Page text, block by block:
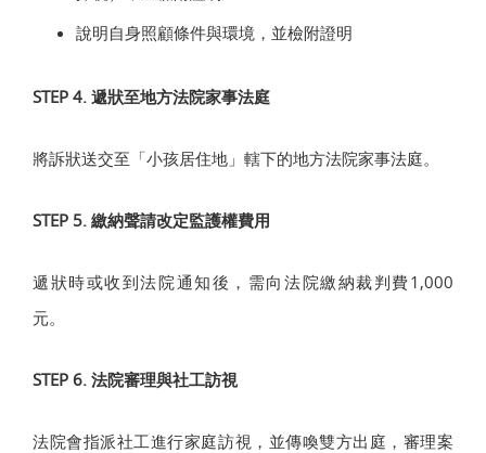
說明自身照顧條件與環境，並檢附證明
STEP 4. 遞狀至地方法院家事法庭
將訴狀送交至「小孩居住地」轄下的地方法院家事法庭。
STEP 5. 繳納聲請改定監護權費用
遞狀時或收到法院通知後，需向法院繳納裁判費1,000
元。
STEP 6. 法院審理與社工訪視
法院會指派社工進行家庭訪視，並傳喚雙方出庭，審理案